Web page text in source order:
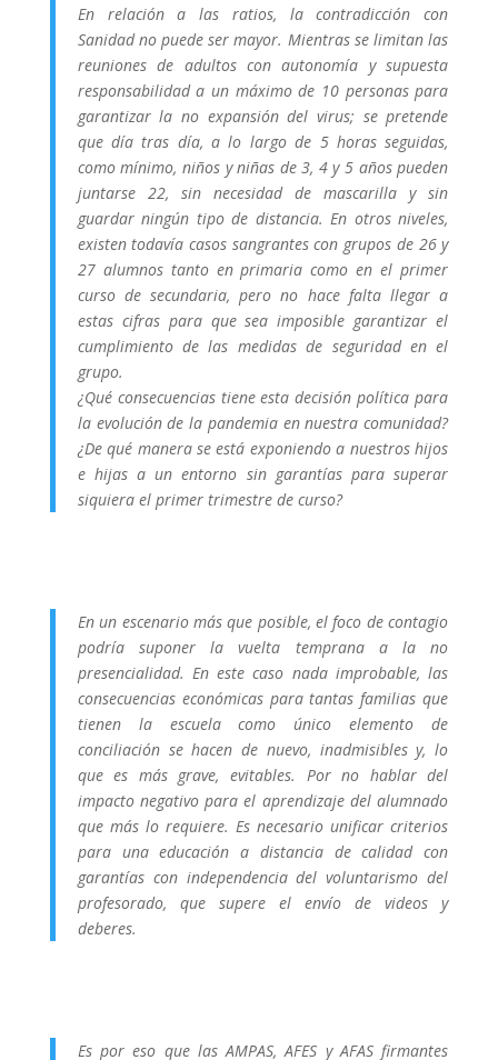
En relación a las ratios, la contradicción con
Sanidad no puede ser mayor. Mientras se limitan las
reuniones de adultos con autonomía y supuesta
responsabilidad a un máximo de 10 personas para
garantizar la no expansión del virus; se pretende
que día tras día, a lo largo de 5 horas seguidas,
como mínimo, niños y niñas de 3, 4 y 5 años pueden
juntarse 22, sin necesidad de mascarilla y sin
guardar ningún tipo de distancia. En otros niveles,
existen todavía casos sangrantes con grupos de 26 y
27 alumnos tanto en primaria como en el primer
curso de secundaria, pero no hace falta llegar a
estas cifras para que sea imposible garantizar el
cumplimiento de las medidas de seguridad en el
grupo.
¿Qué consecuencias tiene esta decisión política para
la evolución de la pandemia en nuestra comunidad?
¿De qué manera se está exponiendo a nuestros hijos
e hijas a un entorno sin garantías para superar
siquiera el primer trimestre de curso?
En un escenario más que posible, el foco de contagio
podría suponer la vuelta temprana a la no
presencialidad. En este caso nada improbable, las
consecuencias económicas para tantas familias que
tienen la escuela como único elemento de
conciliación se hacen de nuevo, inadmisibles y, lo
que es más grave, evitables. Por no hablar del
impacto negativo para el aprendizaje del alumnado
que más lo requiere. Es necesario unificar criterios
para una educación a distancia de calidad con
garantías con independencia del voluntarismo del
profesorado, que supere el envío de videos y
deberes.
Es por eso que las AMPAS, AFES y AFAS firmantes